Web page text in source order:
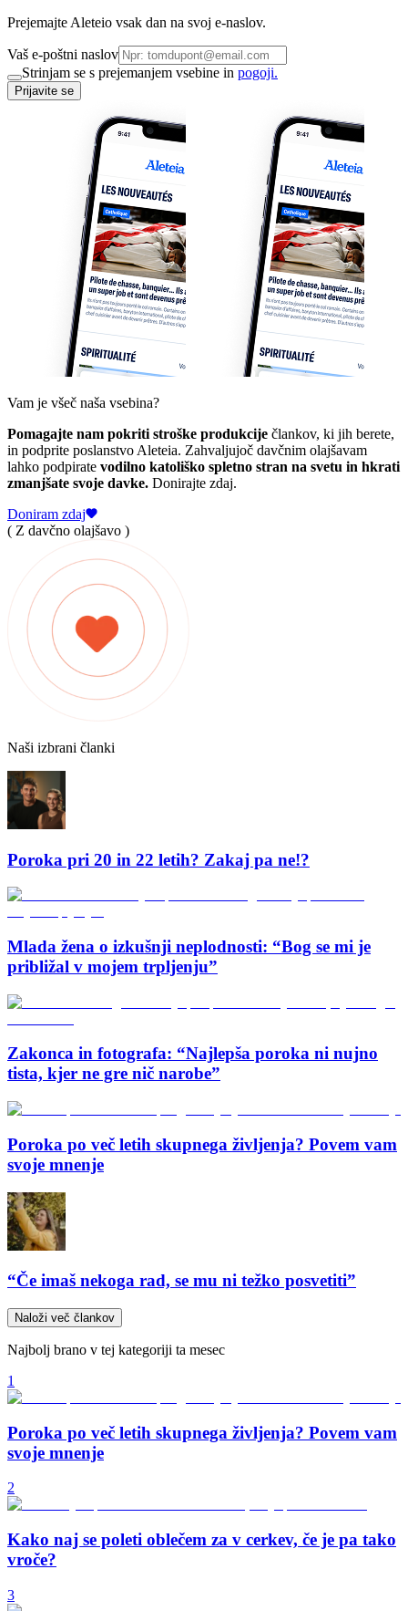
Prejemajte Aleteio vsak dan na svoj e-naslov.
Vaš e-poštni naslov
Strinjam se s prejemanjem vsebine in pogoji.
Prijavite se
Vam je všeč naša vsebina?
Pomagajte nam pokriti stroške produkcije člankov, ki jih berete,
in podprite poslanstvo Aleteia. Zahvaljujoč davčnim olajšavam
lahko podpirate vodilno katoliško spletno stran na svetu in hkrati
zmanjšate svoje davke. Donirajte zdaj.
Doniram zdaj
( Z davčno olajšavo )
Naši izbrani članki
Poroka pri 20 in 22 letih? Zakaj pa ne!?
Mlada žena o izkušnji neplodnosti: “Bog se mi je
približal v mojem trpljenju”
Zakonca in fotografa: “Najlepša poroka ni nujno
tista, kjer ne gre nič narobe”
Poroka po več letih skupnega življenja? Povem vam
svoje mnenje
“Če imaš nekoga rad, se mu ni težko posvetiti”
Naloži več člankov
Najbolj brano v tej kategoriji ta mesec
1
Poroka po več letih skupnega življenja? Povem vam
svoje mnenje
2
Kako naj se poleti oblečem za v cerkev, če je pa tako
vroče?
3